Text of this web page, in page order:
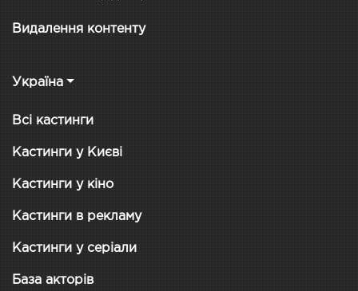
Видалення контенту
Україна
Всі кастинги
Кастинги у Києві
Кастинги у кіно
Кастинги в рекламу
Кастинги у серіали
База акторів